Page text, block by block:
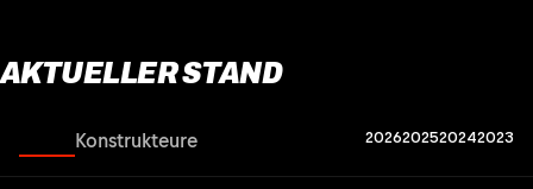
AKTUELLER STAND
Konstrukteure 2026202520242023